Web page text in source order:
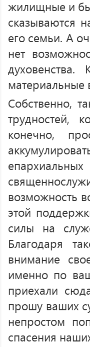
жилищные и
сказываются
его семьи. А
нет
материальные
Собственно,
трудностей,
конечно,
возможность
этой
силы на
Благодаря
внимание
именно по
приехали
прошу ваших
непростом
спасения